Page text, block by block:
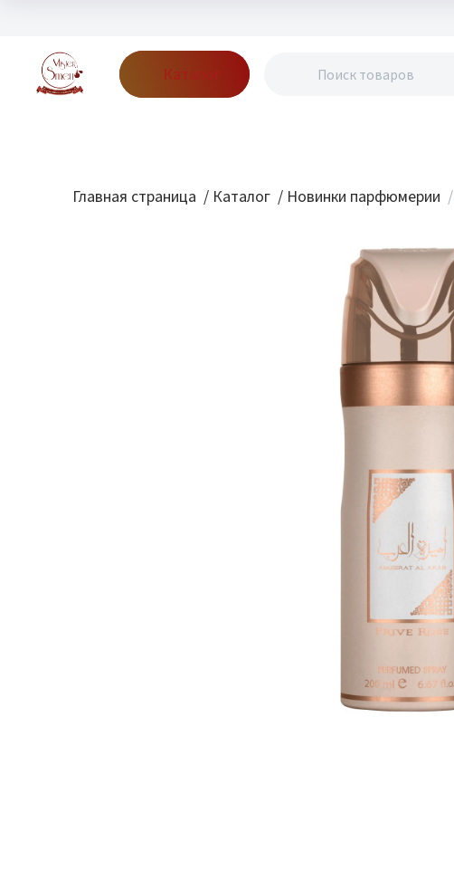
Каталог
Главная страница / Каталог / Новинки парфюмерии /